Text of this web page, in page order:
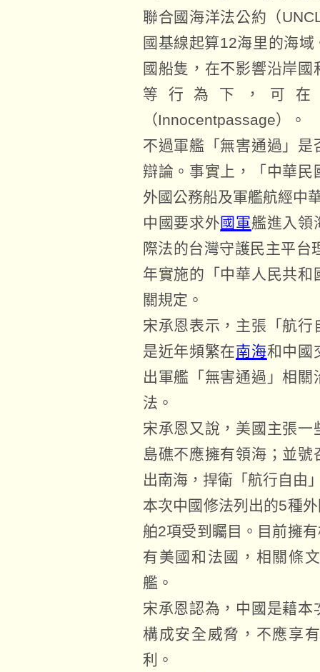
聯合國海洋法公約（
國基線起算12海里的海
國船隻，在不影響沿岸
等行為下，可
（Innocentpassage）。
不過軍艦「無害通過」
辯論。事實上，「中華民
外國公務船及軍艦航經中
中國要求外國軍艦進入領
際法的台灣守護民主平台
年實施的「中華人民共
關規定。
宋承恩表示，主張「航
是近年頻繁在南海和中國
出軍艦「無害通過」相
法。
宋承恩又說，美國主張
島礁不應擁有領海；並
出南海，捍衛「航行自由
本次中國修法列出的5種
舶2項受到矚目。目前擁
有美國和法國，相關條
艦。
宋承恩認為，中國是藉
構成安全威脅，不應享
利。